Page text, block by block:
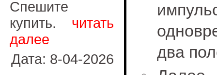
Спешите
купить. читать
далее
Дата: 8-04-2026
два